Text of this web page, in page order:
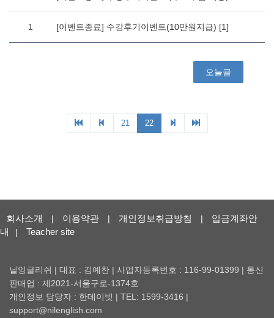
회사소개 | 이용약관 | 개인정보취급방침 |
입금계좌안
내
| Teacher site
닐잉글리쉬 | 대표 : 김예찬 | 사업자등록번호 : 116-99-01399 | 통신
판매업 : 제2021-서울구로-1374호
개인정보 담당자 : 한데이빗 | TEL: 1599-3416 |
support@nilenglish.com